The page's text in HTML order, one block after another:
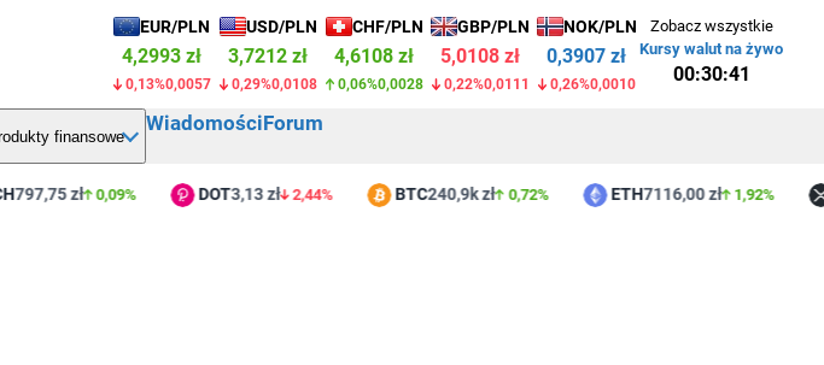
EUR/PLN
4,2993 zł
0,13%0,0057
USD/PLN
3,7212 zł
0,29%0,0108
CHF/PLN
4,6108 zł
0,06%0,0028
GBP/PLN
5,0108 zł
0,22%0,0111
NOK/PLN
0,3907 zł
0,26%0,0010
Zobacz wszystkie
Kursy walut na żywo
00:30:41
finansowe
WiadomościForum
zł 0,09% DOT3,13 zł 2,44% BTC240,9k zł 0,72% ETH7116,00 zł 1,92%